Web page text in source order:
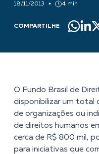
18/11/2013 4 min
COMPARTILHE
O Fundo Brasil de
disponibilizar um total
de organizações ou
de direitos humanos
cerca de R$ 800 mil,
para iniciativas que